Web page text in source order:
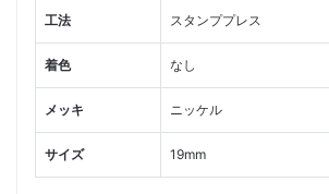
工法 スタンププレス
着色 なし
メッキ ニッケル
サイズ 19mm